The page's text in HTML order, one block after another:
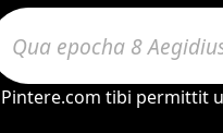
tibi permittit